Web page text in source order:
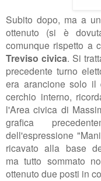
Subito dopo, ma a
ottenuto (si è
comunque rispetto a
Treviso civica. Si
precedente turno
era arancione solo il
cerchio interno,
l'Area civica di
grafica
dell'espressione
ricavato alla base
matutto sommato
ottenuto due posti in